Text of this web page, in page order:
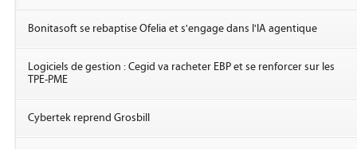
Bonitasoft se rebaptise Ofelia et s'engage dans l'IA agentique
Logiciels de gestion : Cegid va racheter EBP et se renforcer sur les
TPE-PME
Cybertek reprend Grosbill